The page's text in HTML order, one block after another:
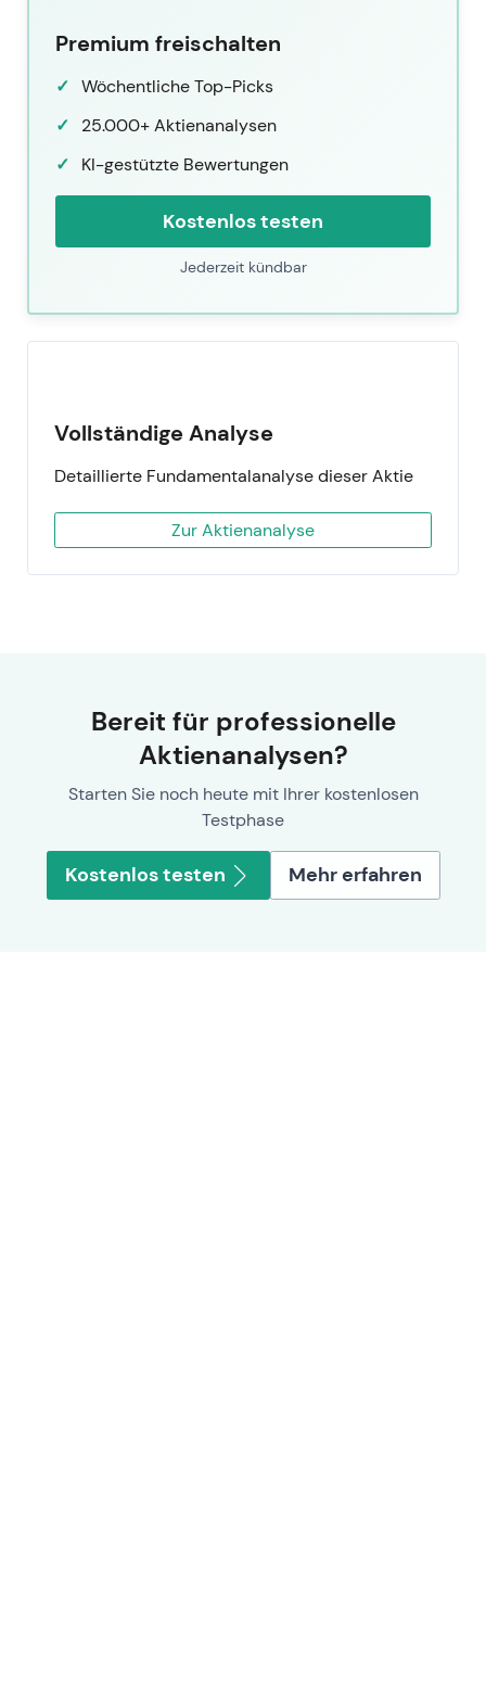
Premium freischalten
Wöchentliche Top-Picks
25.000+ Aktienanalysen
KI-gestützte Bewertungen
Kostenlos testen
Jederzeit kündbar
Vollständige Analyse
Detaillierte Fundamentalanalyse dieser Aktie
Zur Aktienanalyse
Bereit für professionelle
Aktienanalysen?
Starten Sie noch heute mit Ihrer kostenlosen
Testphase
Kostenlos testen Mehr erfahren